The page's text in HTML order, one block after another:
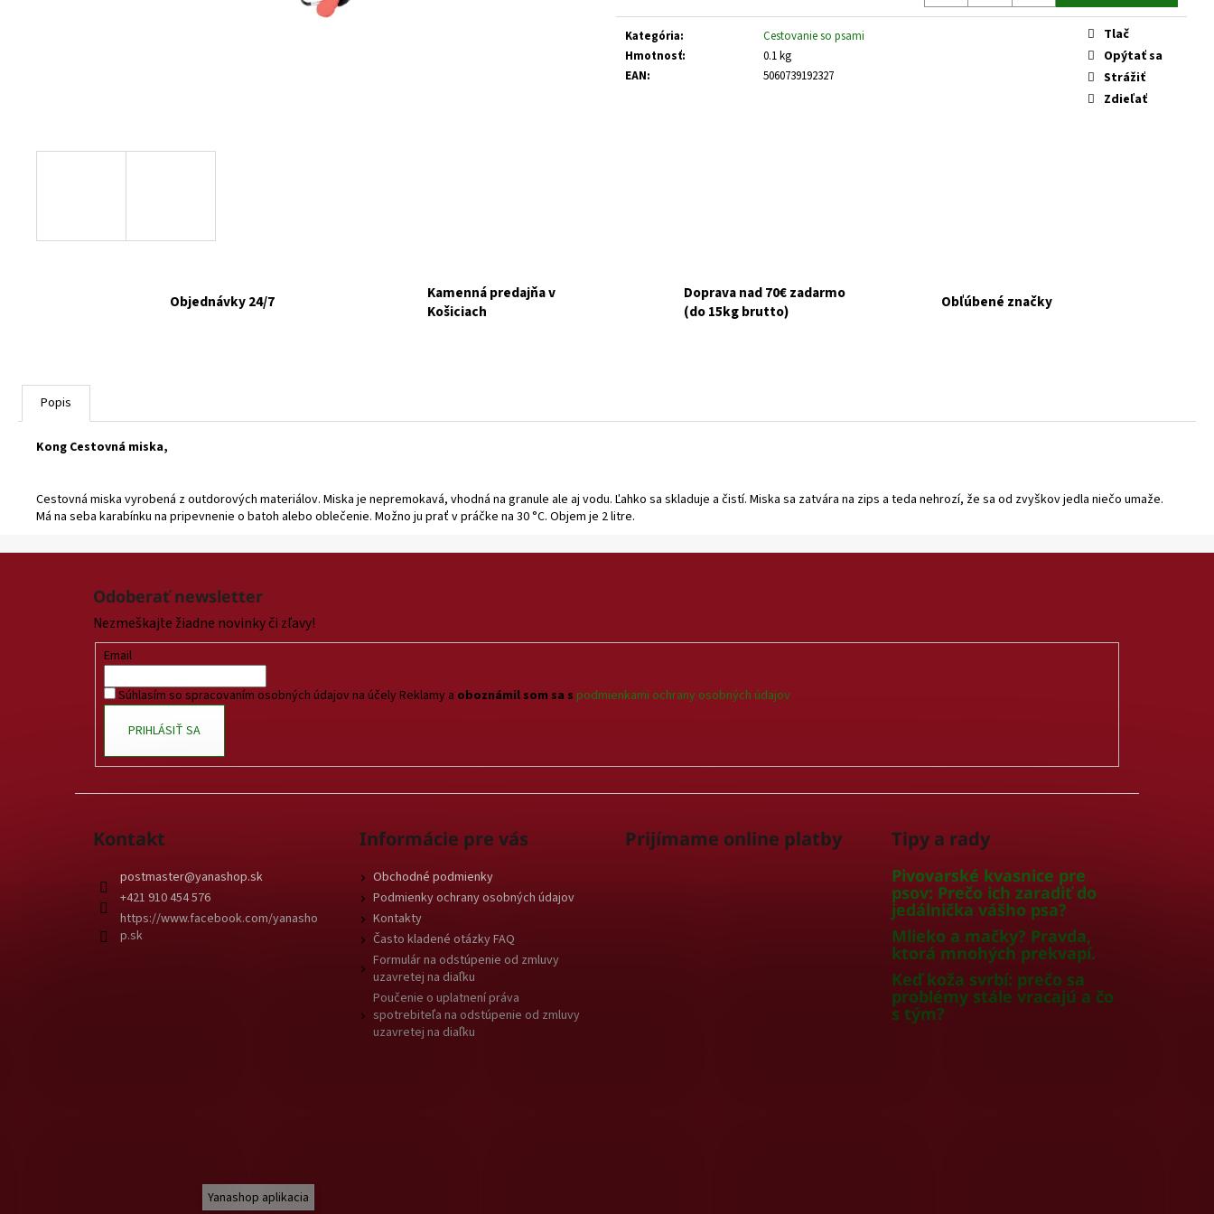
cena:
Kategória:
Cestovanie so psami
Hmotnosť:
0.1 kg
EAN: 5060739192327
Tlač
Opýtať sa
Strážiť
Zdieľať
Objednávky 24/7
Kamenná predajňa v
Košiciach
Doprava nad 70€ zadarmo
(do 15kg brutto)
Obľúbené značky
Popis
Kong Cestovná miska,
Cestovná miska vyrobená z outdorových materiálov. Miska je nepremokavá, vhodná na granule ale aj vodu. Ľahko sa skladuje a čistí. Miska sa zatvára na zips a teda nehrozí, že sa od zvyškov jedla niečo umaže.
Má na seba karabínku na pripevnenie o batoh alebo oblečenie. Možno ju prať v práčke na 30 °C. Objem je 2 litre.
V ŽELÉ 44X85G
Z
Odoberať newsletter
Nezmeškajte žiadne novinky či zľavy!
Email
Súhlasím so spracovaním osobných údajov na účely Reklamy a oboznámil som sa s podmienkami ochrany osobných údajov
PRIHLÁSIŤ SA
Kontakt
postmaster@yanashop.sk
+421 910 454 576
https://www.facebook.com/yanasho
p.sk
Informácie pre vás
Obchodné podmienky
Podmienky ochrany osobných údajov
Kontakty
Často kladené otázky FAQ
Formulár na odstúpenie od zmluvy
uzavretej na diaľku
Poučenie o uplatnení práva
spotrebiteľa na odstúpenie od zmluvy
uzavretej na diaľku
Prijímame online platby Tipy a rady
Pivovarské kvasnice pre
psov: Prečo ich zaradiť do
jedálnička vášho psa?
Mlieko a mačky? Pravda,
ktorá mnohých prekvapí.
Keď koža svrbí: prečo sa
problémy stále vracajú a čo
s tým?
Yanashop aplikacia